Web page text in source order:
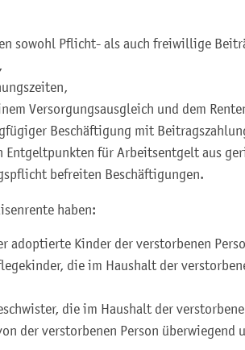
sowohl Pflicht- als auch freiwillige
Versorgungsausgleich und dem
Beschäftigung mit
Entgeltpunkten für Arbeitsentgelt aus
befreiten Beschäftigungen.
haben:
adoptierte Kinder der verstorbenen
die im Haushalt der
die im Haushalt der
der verstorbenen Person überwiegend